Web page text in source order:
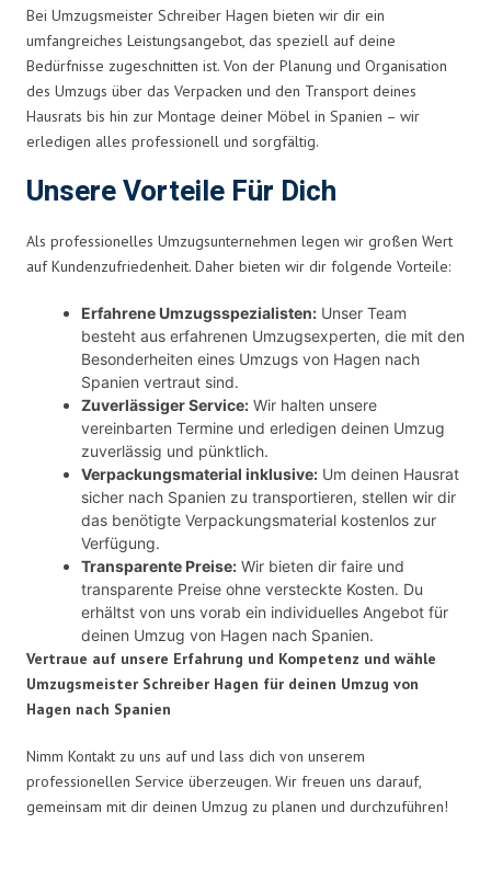
Bei Umzugsmeister Schreiber Hagen bieten wir dir ein
umfangreiches Leistungsangebot, das speziell auf deine
Bedürfnisse zugeschnitten ist. Von der Planung und Organisation
des Umzugs über das Verpacken und den Transport deines
Hausrats bis hin zur Montage deiner Möbel in Spanien – wir
erledigen alles professionell und sorgfältig.
Unsere Vorteile Für Dich
Als professionelles Umzugsunternehmen legen wir großen Wert
auf Kundenzufriedenheit. Daher bieten wir dir folgende Vorteile:
Erfahrene Umzugsspezialisten: Unser Team
besteht aus erfahrenen Umzugsexperten, die mit den
Besonderheiten eines Umzugs von Hagen nach
Spanien vertraut sind.
Zuverlässiger Service: Wir halten unsere
vereinbarten Termine und erledigen deinen Umzug
zuverlässig und pünktlich.
Verpackungsmaterial inklusive: Um deinen Hausrat
sicher nach Spanien zu transportieren, stellen wir dir
das benötigte Verpackungsmaterial kostenlos zur
Verfügung.
Transparente Preise: Wir bieten dir faire und
transparente Preise ohne versteckte Kosten. Du
erhältst von uns vorab ein individuelles Angebot für
deinen Umzug von Hagen nach Spanien.
Vertraue auf unsere Erfahrung und Kompetenz und wähle
Umzugsmeister Schreiber Hagen für deinen Umzug von
Hagen nach Spanien
Nimm Kontakt zu uns auf und lass dich von unserem
professionellen Service überzeugen. Wir freuen uns darauf,
gemeinsam mit dir deinen Umzug zu planen und durchzuführen!